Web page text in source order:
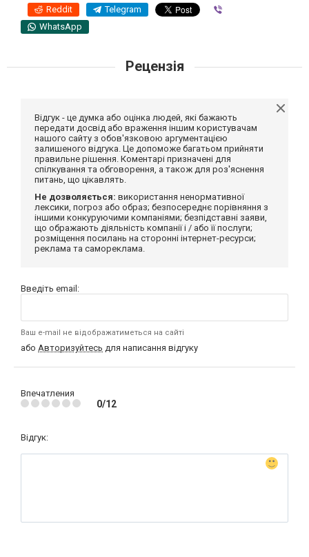
Reddit Telegram
WhatsApp
Рецензія
Відгук - це думка або оцінка людей, які бажають
передати досвід або враження іншим користувачам
нашого сайту з обов'язковою аргументацією
залишеного відгука. Це допоможе багатьом прийняти
правильне рішення. Коментарі призначені для
спілкування та обговорення, а також для роз'яснення
питань, що цікавлять.
Не дозволяється: використання ненормативної
лексики, погроз або образ; безпосереднє порівняння з
іншими конкуруючими компаніями; безпідставні заяви,
що ображають діяльність компанії і / або її послуги;
розміщення посилань на сторонні інтернет-ресурси;
реклама та самореклама.
Введіть email:
Ваш e-mail не відображатиметься на сайті
або Авторизуйтесь для написання відгуку
Впечатления
0/12
Відгук: